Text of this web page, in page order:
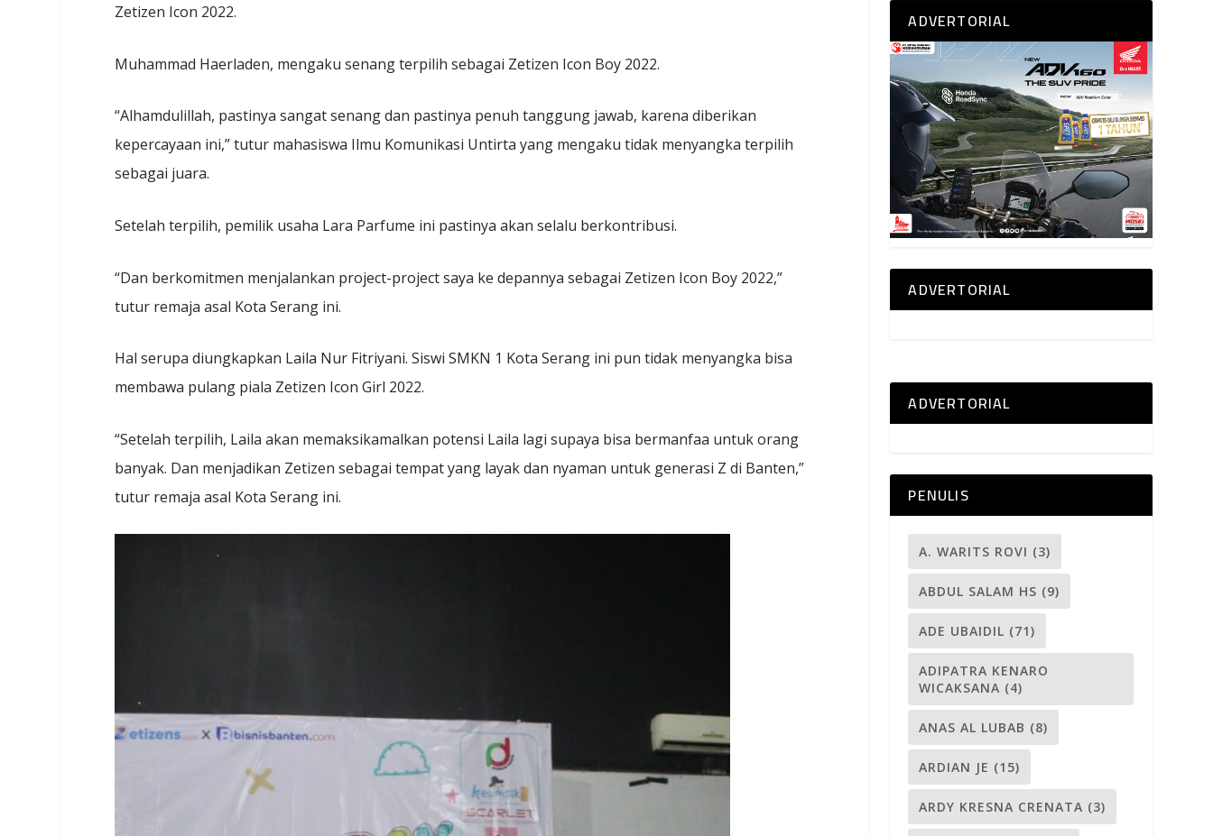
Zetizen Icon 2022.
Muhammad Haerladen, mengaku senang terpilih sebagai Zetizen Icon Boy 2022.
“Alhamdulillah, pastinya sangat senang dan pastinya penuh tanggung jawab, karena diberikan
kepercayaan ini,” tutur mahasiswa Ilmu Komunikasi Untirta yang mengaku tidak menyangka terpilih
sebagai juara.
Setelah terpilih, pemilik usaha Lara Parfume ini pastinya akan selalu berkontribusi.
“Dan berkomitmen menjalankan project-project saya ke depannya sebagai Zetizen Icon Boy 2022,”
tutur remaja asal Kota Serang ini.
Hal serupa diungkapkan Laila Nur Fitriyani. Siswi SMKN 1 Kota Serang ini pun tidak menyangka bisa
membawa pulang piala Zetizen Icon Girl 2022.
“Setelah terpilih, Laila akan memaksikamalkan potensi Laila lagi supaya bisa bermanfaa untuk orang
banyak. Dan menjadikan Zetizen sebagai tempat yang layak dan nyaman untuk generasi Z di Banten,”
tutur remaja asal Kota Serang ini.
ADVERTORIAL
ADVERTORIAL
ADVERTORIAL
PENULIS
A. WARITS ROVI (3)
ABDUL SALAM HS (9)
ADE UBAIDIL (71)
ADIPATRA KENARO
WICAKSANA (4)
ANAS AL LUBAB (8)
ARDIAN JE (15)
ARDY KRESNA CRENATA (3)